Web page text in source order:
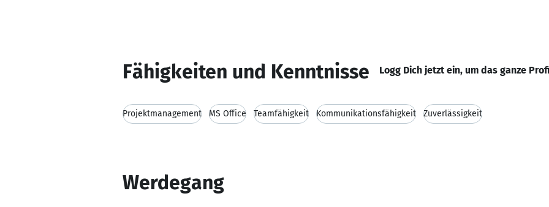
Fähigkeiten und Kenntnisse Logg Dich jetzt ein, um das ganze
Projektmanagement MS Office Teamfähigkeit Kommunikationsfähigkeit Zuverlässigkeit
Werdegang